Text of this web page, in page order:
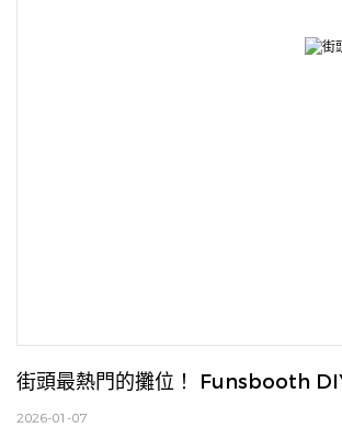
街頭最熱門的攤位！ Funsbooth
2026-01-07